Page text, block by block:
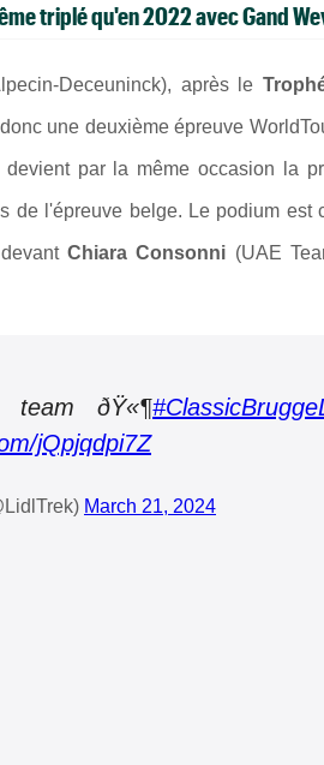
triplé qu'en 2022 avec Gand
Deceuninck), après le
une deuxième épreuve
devient par la même occasion la
de l'épreuve belge. Le podium est
devantChiara Consonni (UAE
team ðŸ«¶
jQpjqdpi7Z
March 21, 2024